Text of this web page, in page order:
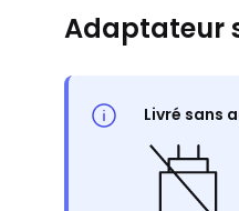
Adaptateur
Livré sans